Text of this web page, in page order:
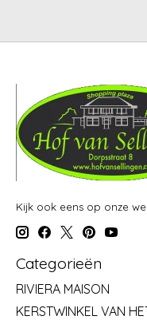
Kijk ook eens op onze
Categorieën
RIVIERA MAISON
KERSTWINKEL VAN